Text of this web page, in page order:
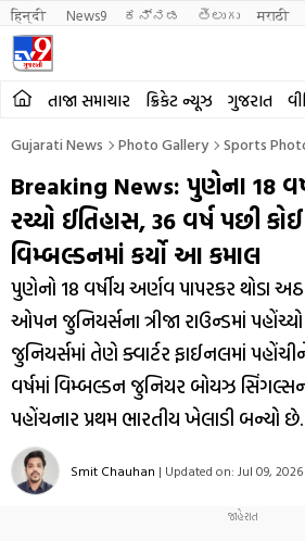
हिन्दी News9 ಕನ್ನಡ తెలుగు मराठी
તાજા સમાચાર ક્રિકેટ ન્યૂઝ ગુજરાત
Gujarati News Photo Gallery Sports
Breaking News: પુણેના 18
રચ્યો ઈતિહાસ, 36 વર્ષ પછી
વિમ્બલ્ડનમાં કર્યો આ કમાલ
પુણેનો 18 વર્ષીય અર્ણવ પાપરકર થોડા
ઓપન જુનિયર્સના ત્રીજા રાઉન્ડમાં
જુનિયર્સમાં તેણે ક્વાર્ટર ફાઈનલમાં
વર્ષમાં વિમ્બલ્ડન જુનિયર બોયઝ
પહોંચનાર પ્રથમ ભારતીય ખેલાડી બન્યો છે.
Smit Chauhan | Updated on: Jul 09,